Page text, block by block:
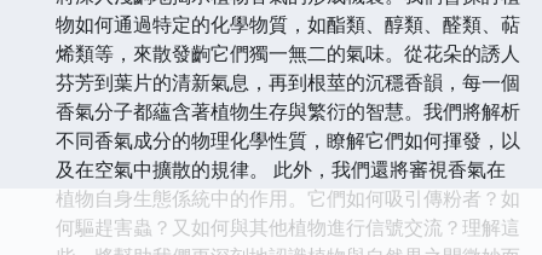
物如何通過特定的化學物質，如酯類、醇類、醛類、萜
烯類等，來散發齣它們獨一無二的氣味。從花朵的誘人
芬芳到葉片的清新氣息，再到根莖的沉穩香韻，每一個
香氣分子都蘊含著植物生存與繁衍的智慧。我們將解析
不同香氣成分的物理化學性質，瞭解它們如何揮發，以
及在空氣中擴散的規律。 此外，我們還將審視香氣在
植物自身生態係統中的作用。它們如何吸引傳粉者？如
何驅趕害蟲？又如何與其他植物進行信號交流？理解這